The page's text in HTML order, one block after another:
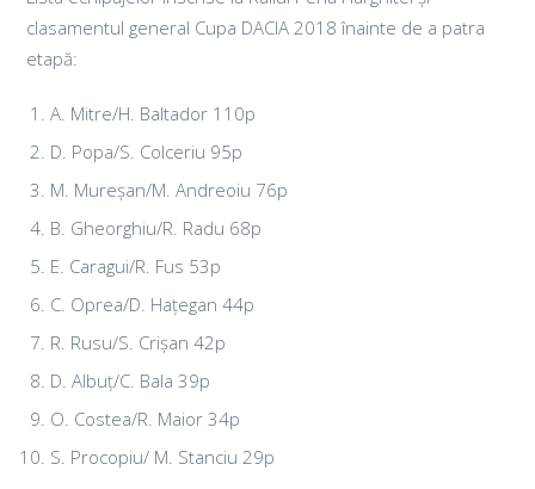
clasamentul general Cupa DACIA 2018 înainte de a patra
etapă:
A. Mitre/H. Baltador 110p
D. Popa/S. Colceriu 95p
M. Mureșan/M. Andreoiu 76p
B. Gheorghiu/R. Radu 68p
E. Caragui/R. Fus 53p
C. Oprea/D. Hațegan 44p
R. Rusu/S. Crișan 42p
D. Albuț/C. Bala 39p
O. Costea/R. Maior 34p
S. Procopiu/ M. Stanciu 29p